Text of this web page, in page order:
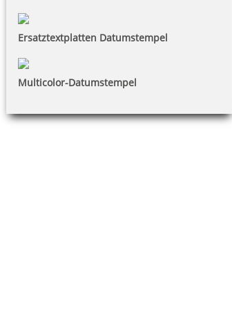
Ersatztextplatten Datumstempel
Multicolor-Datumstempel